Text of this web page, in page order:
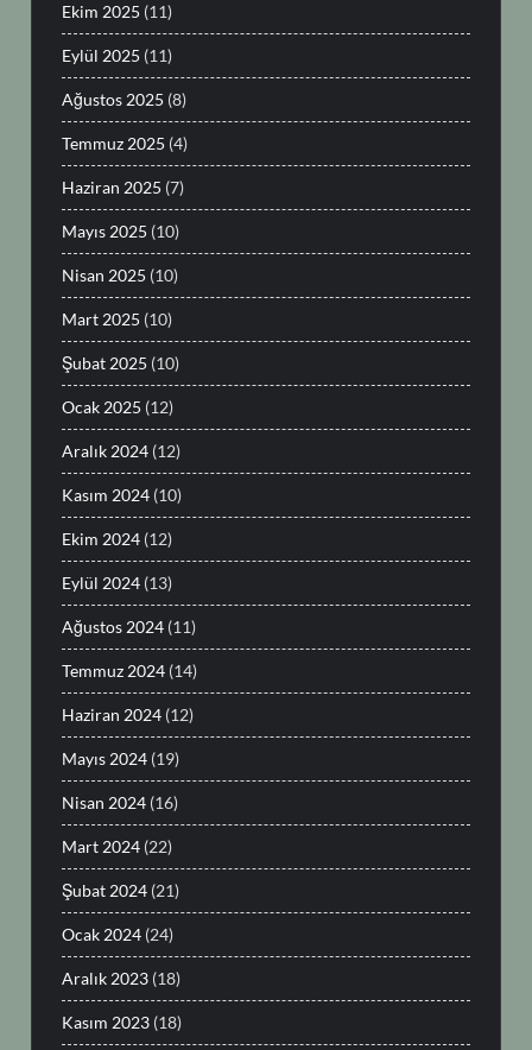
Ekim 2025 (11)
Eylül 2025 (11)
Ağustos 2025 (8)
Temmuz 2025 (4)
Haziran 2025 (7)
Mayıs 2025 (10)
Nisan 2025 (10)
Mart 2025 (10)
Şubat 2025 (10)
Ocak 2025 (12)
Aralık 2024 (12)
Kasım 2024 (10)
Ekim 2024 (12)
Eylül 2024 (13)
Ağustos 2024 (11)
Temmuz 2024 (14)
Haziran 2024 (12)
Mayıs 2024 (19)
Nisan 2024 (16)
Mart 2024 (22)
Şubat 2024 (21)
Ocak 2024 (24)
Aralık 2023 (18)
Kasım 2023 (18)